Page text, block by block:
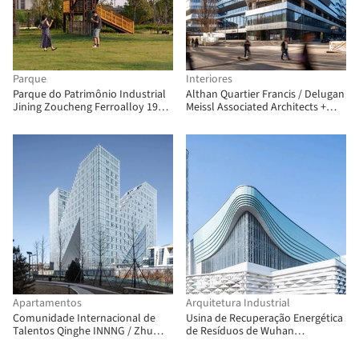
Parque
Parque do Patrimônio Industrial
Jining Zoucheng Ferroalloy 1971
Interiores
Althan Quartier Francis / Delugan
Meissl Associated Architects +
Apartamentos
Comunidade Internacional de
Talentos Qinghe INNNG / Zhu
Arquitetura Industrial
Usina de Recuperação Energética
de Resíduos de Wuhan